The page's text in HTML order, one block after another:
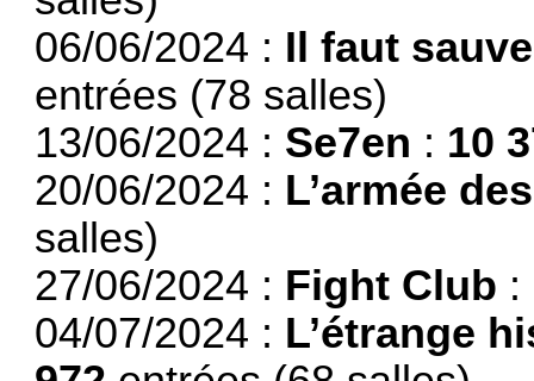
06/06/2024 : Il faut
entrées (78 salles)
13/06/2024 : Se7en : 10
20/06/2024 : L’armée
salles)
27/06/2024 : Fight Club :
04/07/2024 : L’étrange